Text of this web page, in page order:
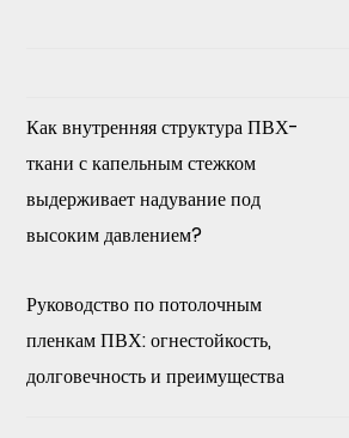
Как внутренняя структура ПВХ-
ткани с капельным стежком
выдерживает надувание под
высоким давлением?
Руководство по потолочным
пленкам ПВХ: огнестойкость,
долговечность и преимущества